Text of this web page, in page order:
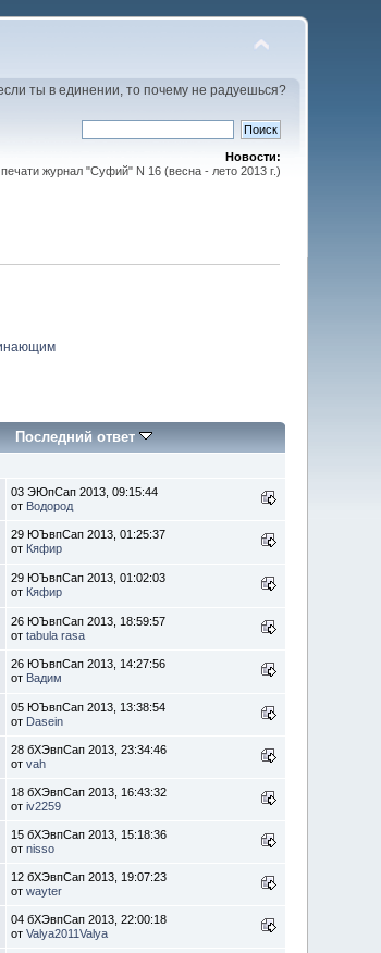
ты в единении, то почему не радуешься?
Новости:
журнал "Суфий" N 16 (весна - лето 2013 г.)
Последний ответ
03 ЭЮпСап 2013, 09:15:44
от Водород
29 ЮЪвпСап 2013, 01:25:37
от Кяфир
29 ЮЪвпСап 2013, 01:02:03
от Кяфир
26 ЮЪвпСап 2013, 18:59:57
отtabula rasa
26 ЮЪвпСап 2013, 14:27:56
от Вадим
05 ЮЪвпСап 2013, 13:38:54
от Dasein
28 бХЭвпСап 2013, 23:34:46
отvah
18 бХЭвпСап 2013, 16:43:32
отiv2259
15 бХЭвпСап 2013, 15:18:36
отnisso
12 бХЭвпСап 2013, 19:07:23
отwayter
04 бХЭвпСап 2013, 22:00:18
отValya2011Valya